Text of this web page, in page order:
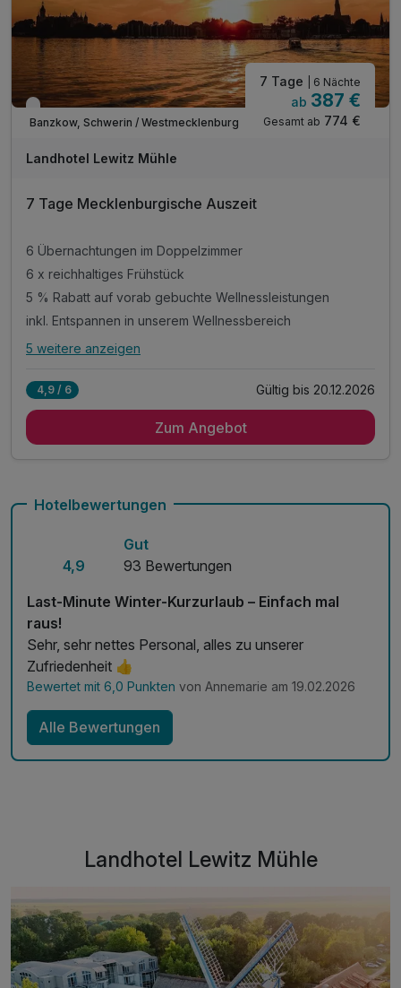
Verfügbar bis Dezember
Banzkow, Schwerin / Westmecklenburg
7 Tage | 6 Nächte
ab 387 €
Gesamt ab 774 €
Landhotel Lewitz Mühle
7 Tage Mecklenburgische Auszeit
6 Übernachtungen im Doppelzimmer
6 x reichhaltiges Frühstück
5 % Rabatt auf vorab gebuchte Wellnessleistungen
inkl. Entspannen in unserem Wellnessbereich
Alle Inklusivleistungen
6 x reichhaltiges Frühstück
- Sauna zur Entspannung
- Rückzugsort zum Abschalten
- Ganztägige Wellnessnutzung am Abreisetag
5 weitere anzeigen
4,9 / 6 Gültig bis 20.12.2026
Zum Angebot
Hotelbewertungen
4,9
Gut
93 Bewertungen
Last-Minute Winter-Kurzurlaub – Einfach mal
raus!
Sehr, sehr nettes Personal, alles zu unserer
Zufriedenheit 👍
Bewertet mit 6,0 Punkten von Annemarie am 19.02.2026
Alle Bewertungen
Landhotel Lewitz Mühle